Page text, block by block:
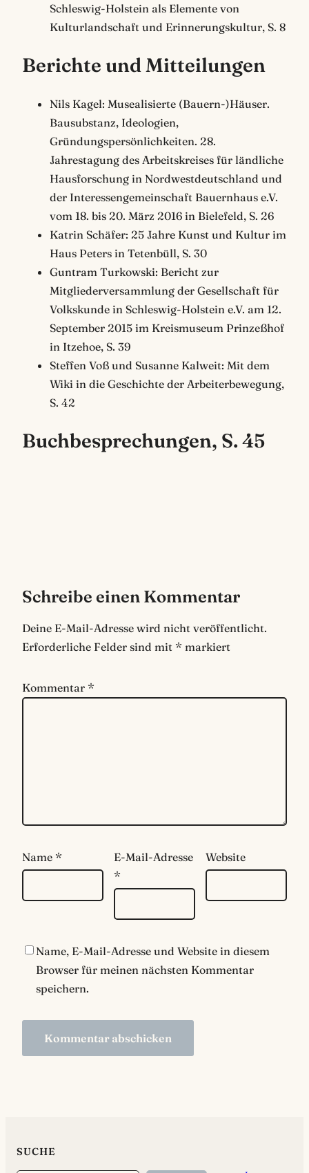
Schleswig-Holstein als Elemente von
Kulturlandschaft und Erinnerungskultur, S. 8
Berichte und Mitteilungen
Nils Kagel: Musealisierte (Bauern-)Häuser.
Bausubstanz, Ideologien,
Gründungspersönlichkeiten. 28.
Jahrestagung des Arbeitskreises für ländliche
Hausforschung in Nordwestdeutschland und
der Interessengemeinschaft Bauernhaus e.V.
vom 18. bis 20. März 2016 in Bielefeld, S. 26
Katrin Schäfer: 25 Jahre Kunst und Kultur im
Haus Peters in Tetenbüll, S. 30
Guntram Turkowski: Bericht zur
Mitgliederversammlung der Gesellschaft für
Volkskunde in Schleswig-Holstein e.V. am 12.
September 2015 im Kreismuseum Prinzeßhof
in Itzehoe, S. 39
Steffen Voß und Susanne Kalweit: Mit dem
Wiki in die Geschichte der Arbeiterbewegung,
S. 42
Buchbesprechungen, S. 45
Schreibe einen Kommentar
Deine E-Mail-Adresse wird nicht veröffentlicht.
Erforderliche Felder sind mit * markiert
Kommentar *
Name *
E-Mail-Adresse
*
Website
Name, E-Mail-Adresse und Website in diesem
Browser für meinen nächsten Kommentar
speichern.
SUCHE